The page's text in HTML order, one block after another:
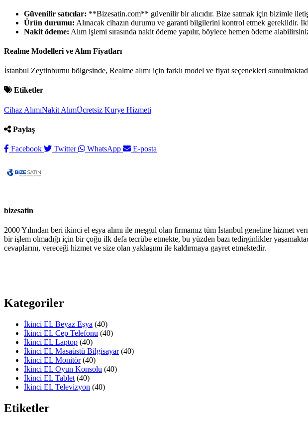
Güvenilir satıcılar: **Bizesatin.com** güvenilir bir alıcıdır. Bize satmak için bizimle
Ürün durumu: Alınacak cihazın durumu ve garanti bilgilerini kontrol etmek gereklidir.
Nakit ödeme: Alım işlemi sırasında nakit ödeme yapılır, böylece hemen ödeme
Realme Modelleri ve Alım Fiyatları
İstanbul Zeytinburnu bölgesinde, Realme alımı için farklı model ve fiyat seçenekleri
Etiketler
Cihaz AlımıNakit AlımÜcretsiz Kurye Hizmeti
Paylaş
Facebook Twitter WhatsApp E-posta
bizesatin
2000 Yılından beri ikinci el eşya alımı ile meşgul olan firmamız tüm İstanbul geneline hizmet
bir işlem olmadığı için bir çoğu ilk defa tecrübe etmekte, bu yüzden bazı tedirginlikler
cevaplarını, vereceği hizmet ve size olan yaklaşımı ile kaldırmaya gayret etmektedir.
Kategoriler
İkinci EL Beyaz Eşya (40)
İkinci EL Cep Telefonu (40)
İkinci EL Laptop (40)
İkinci EL Masaüstü Bilgisayar(40)
İkinci EL Monitör(40)
İkinci EL Oyun Konsolu (40)
İkinci EL Tablet (40)
İkinci EL Televizyon (40)
Etiketler